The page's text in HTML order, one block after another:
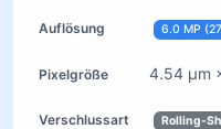
6.0 MP
4.54 µm
Rolling-